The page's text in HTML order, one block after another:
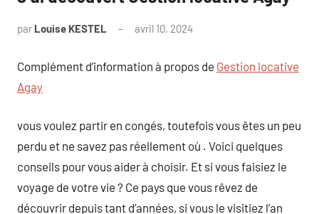
par Louise KESTEL avril 10, 2024
Complément d’information à propos de Gestion locative
Agay
vous voulez partir en congés, toutefois vous êtes un peu
perdu et ne savez pas réellement où . Voici quelques
conseils pour vous aider à choisir. Et si vous faisiez le
voyage de votre vie ? Ce pays que vous rêvez de
découvrir depuis tant d’années, si vous le visitiez l’an